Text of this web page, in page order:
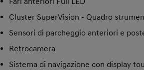
Cluster SuperVision - Quadro
Sensori di parcheggio anteriori e
Retrocamera
Sistema di navigazione con display